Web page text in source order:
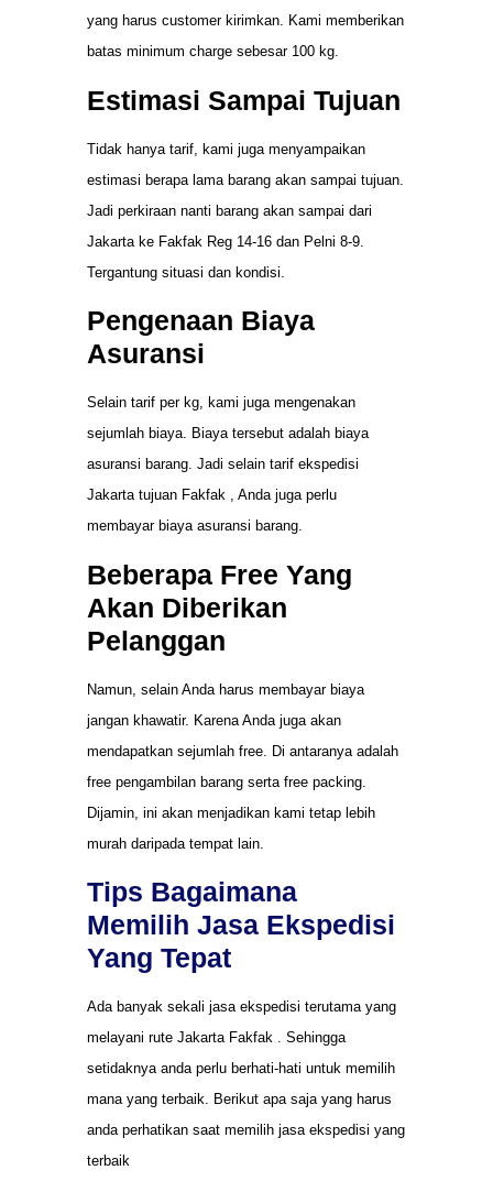
yang harus customer kirimkan. Kami memberikan
batas minimum charge sebesar 100 kg.
Estimasi Sampai Tujuan
Tidak hanya tarif, kami juga menyampaikan
estimasi berapa lama barang akan sampai tujuan.
Jadi perkiraan nanti barang akan sampai dari
Jakarta ke Fakfak Reg 14-16 dan Pelni 8-9.
Tergantung situasi dan kondisi.
Pengenaan Biaya
Asuransi
Selain tarif per kg, kami juga mengenakan
sejumlah biaya. Biaya tersebut adalah biaya
asuransi barang. Jadi selain tarif ekspedisi
Jakarta tujuan Fakfak , Anda juga perlu
membayar biaya asuransi barang.
Beberapa Free Yang
Akan Diberikan
Pelanggan
Namun, selain Anda harus membayar biaya
jangan khawatir. Karena Anda juga akan
mendapatkan sejumlah free. Di antaranya adalah
free pengambilan barang serta free packing.
Dijamin, ini akan menjadikan kami tetap lebih
murah daripada tempat lain.
Tips Bagaimana
Memilih Jasa Ekspedisi
Yang Tepat
Ada banyak sekali jasa ekspedisi terutama yang
melayani rute Jakarta Fakfak . Sehingga
setidaknya anda perlu berhati-hati untuk memilih
mana yang terbaik. Berikut apa saja yang harus
anda perhatikan saat memilih jasa ekspedisi yang
terbaik